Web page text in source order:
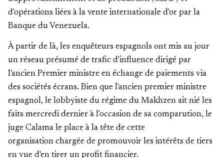
d'opérations liées à la vente internationale d'or par la
Banque du Venezuela.
À partir de là, les enquêteurs espagnols ont mis au jour
un réseau présumé de trafic d'influence dirigé par
l'ancien Premier ministre en échange de paiements via
des sociétés écrans. Bien que l'ancien premier ministre
espagnol, le lobbyiste du régime du Makhzen ait nié les
faits mercredi dernier à l'occasion de sa comparution, le
juge Calama le place à la tête de cette
organisation chargée de promouvoir les intérêts de tiers
en vue d'en tirer un profit financier.